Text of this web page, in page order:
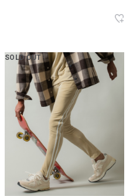
SOLD OUT